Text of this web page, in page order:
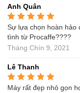
Anh Quân
Được xếp hạng55
sao
Sự lựa chọn hoàn hảo
tình từ Procaffe????
Tháng Chín 9, 2021
Lê Thanh
Được xếp hạng5 5
Máy rất đẹp nhỏ gọn